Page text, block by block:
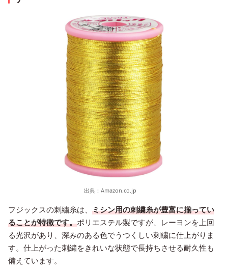
出典： Amazon.co.jp
フジックスの刺繍糸は、 ミシン用の刺繍糸が豊富に揃ってい
ることが特徴です。ポリエステル製ですが、レーヨンを上回
る光沢があり、深みのある色でうつくしい刺繍に仕上がりま
す。仕上がった刺繍をきれいな状態で長持ちさせる耐久性も
備えています。